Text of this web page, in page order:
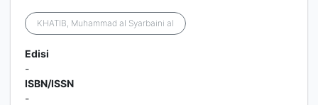
KHATIB, Muhammad al Syarbaini al
Edisi
-
ISBN/ISSN
-